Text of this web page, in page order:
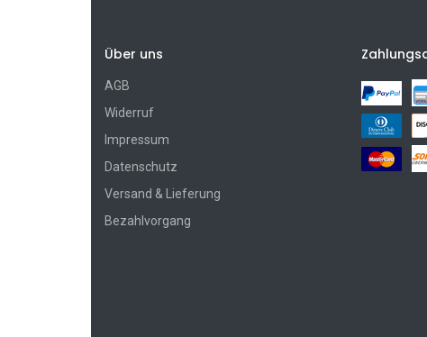
Über uns
AGB
Widerruf
Impressum
Datenschutz
Versand & Lieferung
Bezahlvorgang